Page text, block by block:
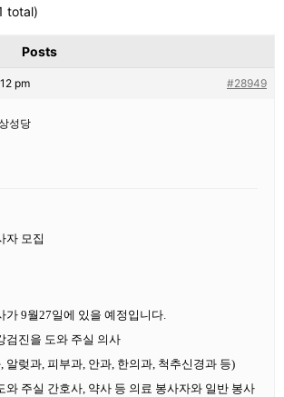
total)
Posts
pm #28949
성당
자 모집
가 9월27일에 있을 예정입니다.
검진을 도와 주실 의사
알렂과, 피부과, 안과, 한의과, 척추신경과 등)
와 주실 간호사, 약사 등 의료 봉사자와 일반 봉사